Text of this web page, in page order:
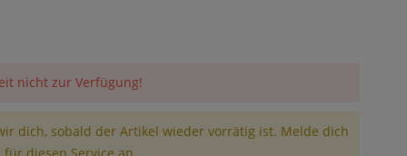
nicht zur Verfügung!
dich, sobald der Artikel wieder vorrätig ist. Melde dich